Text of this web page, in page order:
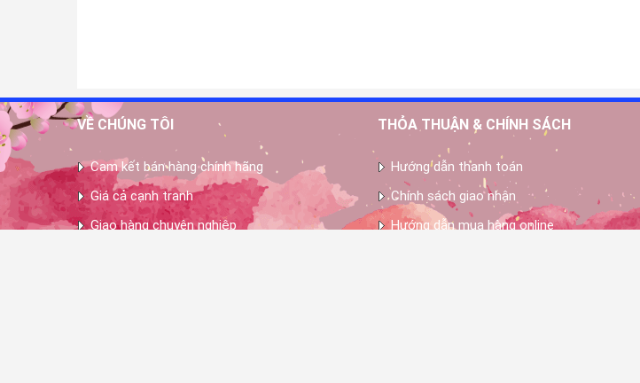
VỀ CHÚNG TÔI
Cam kết bán hàng chính hãng
Giá cả cạnh tranh
Giao hàng chuyên nghiệp
THỎA THUẬN & CHÍNH SÁCH
Hướng dẫn thanh toán
Chính sách giao nhận
Hướng dẫn mua hàng online